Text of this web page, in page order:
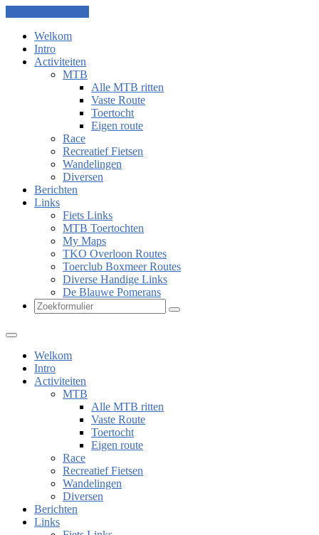
Welkom
Intro
Activiteiten
MTB
Alle MTB ritten
Vaste Route
Toertocht
Eigen route
Race
Recreatief Fietsen
Wandelingen
Diversen
Berichten
Links
Fiets Links
MTB Toertochten
My Maps
TKO Overloon Routes
Toerclub Boxmeer Routes
Diverse Handige Links
De Blauwe Pomerans
Zoeken
Welkom
Intro
Activiteiten
MTB
Alle MTB ritten
Vaste Route
Toertocht
Eigen route
Race
Recreatief Fietsen
Wandelingen
Diversen
Berichten
Links